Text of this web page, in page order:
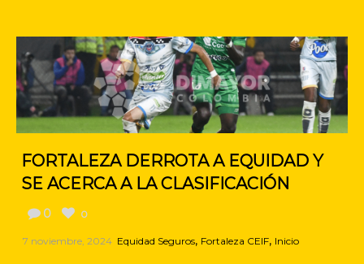
FORTALEZA DERROTA A EQUIDAD Y
SE ACERCA A LA CLASIFICACIÓN
0 0
7 noviembre, 2024 Equidad Seguros, Fortaleza CEIF, Inicio